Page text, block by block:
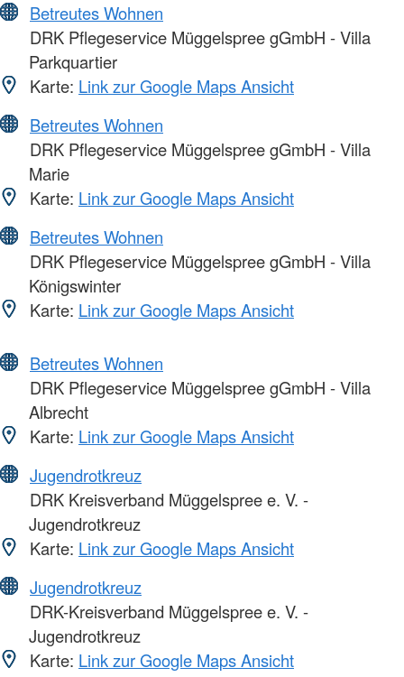
Betreutes Wohnen
DRK Pflegeservice Müggelspree gGmbH - Villa
Parkquartier
Karte: Link zur Google Maps Ansicht
Betreutes Wohnen
DRK Pflegeservice Müggelspree gGmbH - Villa
Marie
Karte: Link zur Google Maps Ansicht
Betreutes Wohnen
DRK Pflegeservice Müggelspree gGmbH - Villa
Königswinter
Karte: Link zur Google Maps Ansicht
Betreutes Wohnen
DRK Pflegeservice Müggelspree gGmbH - Villa
Albrecht
Karte: Link zur Google Maps Ansicht
Jugendrotkreuz
DRK Kreisverband Müggelspree e. V. -
Jugendrotkreuz
Karte: Link zur Google Maps Ansicht
Jugendrotkreuz
DRK-Kreisverband Müggelspree e. V. -
Jugendrotkreuz
Karte: Link zur Google Maps Ansicht